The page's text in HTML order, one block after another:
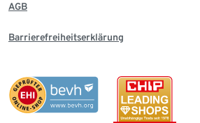
AGB
Barrierefreiheitserklärung